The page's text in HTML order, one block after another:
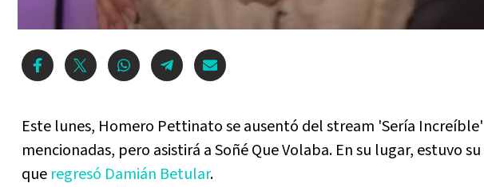
Este lunes, Homero Pettinato se ausentó del stream 'Sería
mencionadas, pero asistirá a Soñé Que Volaba. En su lugar, estuvo
que regresó Damián Betular.